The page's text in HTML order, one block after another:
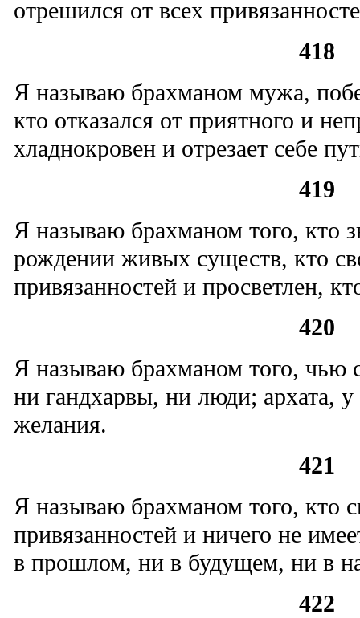
отрешился от всех
418
Я называю брахманом мужа,
кто отказался от приятного и
хладнокровен и отрезает себе
419
Я называю брахманом того, кто
рождении живых существ, кто
привязанностей и просветлен,
420
Я называю брахманом того, чью
ни гандхарвы, ни люди; архата, у
желания.
421
Я называю брахманом того, кто
привязанностей и ничего не
в прошлом, ни в будущем, ни в
422